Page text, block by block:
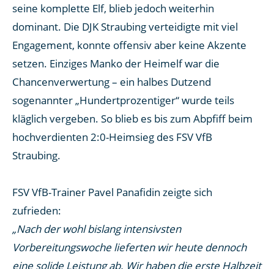
seine komplette Elf, blieb jedoch weiterhin
dominant. Die DJK Straubing verteidigte mit viel
Engagement, konnte offensiv aber keine Akzente
setzen. Einziges Manko der Heimelf war die
Chancenverwertung – ein halbes Dutzend
sogenannter „Hundertprozentiger“ wurde teils
kläglich vergeben. So blieb es bis zum Abpfiff beim
hochverdienten 2:0-Heimsieg des FSV VfB
Straubing.
FSV VfB-Trainer Pavel Panafidin zeigte sich
zufrieden:
„Nach der wohl bislang intensivsten
Vorbereitungswoche lieferten wir heute dennoch
eine solide Leistung ab. Wir haben die erste Halbzeit